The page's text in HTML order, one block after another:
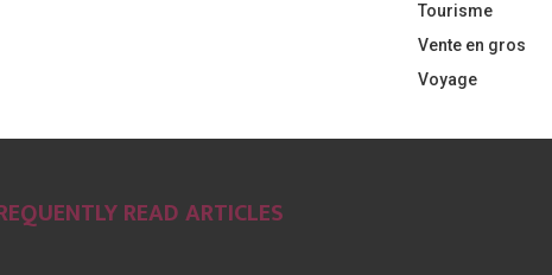
Tourisme
Vente en gros
Voyage
READ ARTICLES